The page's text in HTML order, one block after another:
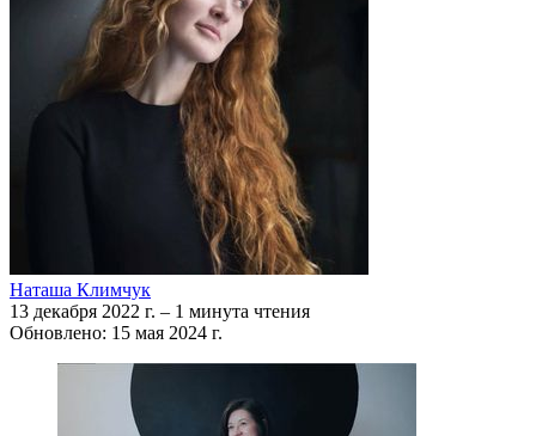
Наташа Климчук
13 декабря 2022 г. – 1 минута чтения
Обновлено: 15 мая 2024 г.